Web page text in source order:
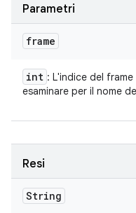
Parametri
frame
int : L'indice del
esaminare per il nome
Resi
String